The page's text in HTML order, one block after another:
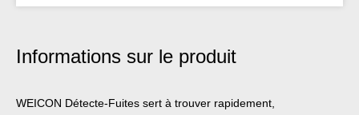
Informations sur le produit
WEICON Détecte-Fuites sert à trouver rapidement,